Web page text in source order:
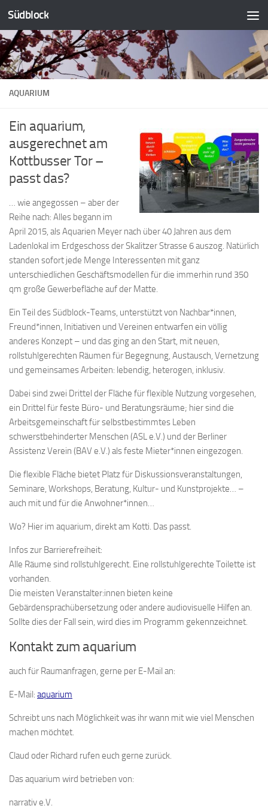
Zum Inhalt springen
Südblock
AQUARIUM
Ein aquarium,
ausgerechnet am
Kottbusser Tor –
passt das?
… wie angegossen – aber der
Reihe nach: Alles begann im
April 2015, als Aquarien Meyer nach über 40 Jahren aus dem
Ladenlokal im Erdgeschoss der Skalitzer Strasse 6 auszog. Natürlich
standen sofort jede Menge Interessenten mit ganz
unterschiedlichen Geschäftsmodellen für die immerhin rund 350
qm große Gewerbefläche auf der Matte.
Ein Teil des Südblock-Teams, unterstützt von Nachbar*innen,
Freund*innen, Initiativen und Vereinen entwarfen ein völlig
anderes Konzept – und das ging an den Start, mit neuen,
rollstuhlgerechten Räumen für Begegnung, Austausch, Vernetzung
und gemeinsames Arbeiten: lebendig, heterogen, inklusiv.
Dabei sind zwei Drittel der Fläche für flexible Nutzung vorgesehen,
ein Drittel für feste Büro- und Beratungsräume; hier sind die
Arbeitsgemeinschaft für selbstbestimmtes Leben
schwerstbehinderter Menschen (ASL e.V.) und der Berliner
Assistenz Verein (BAV e.V.) als feste Mieter*innen eingezogen.
Die flexible Fläche bietet Platz für Diskussionsveranstaltungen,
Seminare, Workshops, Beratung, Kultur- und Kunstprojekte… –
auch mit und für die Anwohner*innen…
Wo? Hier im aquarium, direkt am Kotti. Das passt.
Infos zur Barrierefreiheit:
Alle Räume sind rollstuhlgerecht. Eine rollstuhlgerechte Toilette ist
vorhanden.
Die meisten Veranstalter:innen bieten keine
Gebärdensprachübersetzung oder andere audiovisuelle Hilfen an.
Sollte dies der Fall sein, wird dies im Programm gekennzeichnet.
Kontakt zum aquarium
auch für Raumanfragen, gerne per E-Mail an:
E-Mail: aquarium
Schreibt uns nach Möglichkeit was ihr wann mit wie viel Menschen
machen möchtet.
Claud oder Richard rufen euch gerne zurück.
Das aquarium wird betrieben von:
narrativ e.V.